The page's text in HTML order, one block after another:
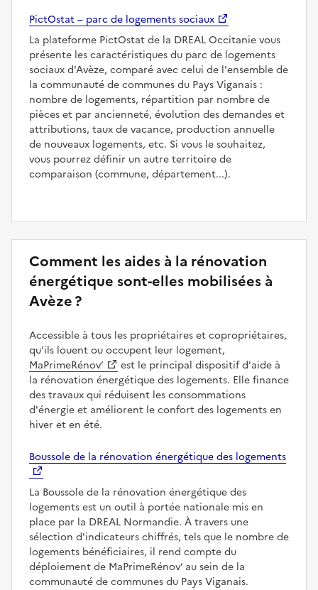
PictOstat – parc de logements sociaux
La plateforme PictOstat de la DREAL Occitanie vous
présente les caractéristiques du parc de logements
sociaux d'Avèze, comparé avec celui de l'ensemble de
la communauté de communes du Pays Viganais :
nombre de logements, répartition par nombre de
pièces et par ancienneté, évolution des demandes et
attributions, taux de vacance, production annuelle
de nouveaux logements, etc. Si vous le souhaitez,
vous pourrez définir un autre territoire de
comparaison (commune, département...).
Comment les aides à la rénovation
énergétique sont-elles mobilisées à
Avèze ?
Accessible à tous les propriétaires et copropriétaires,
qu'ils louent ou occupent leur logement,
MaPrimeRénov’
est le principal dispositif d'aide à
la rénovation énergétique des logements. Elle finance
des travaux qui réduisent les consommations
d'énergie et améliorent le confort des logements en
hiver et en été.
Boussole de la rénovation énergétique des logements
La Boussole de la rénovation énergétique des
logements est un outil à portée nationale mis en
place par la DREAL Normandie. À travers une
sélection d'indicateurs chiffrés, tels que le nombre de
logements bénéficiaires, il rend compte du
déploiement de MaPrimeRénov’ au sein de la
communauté de communes du Pays Viganais.